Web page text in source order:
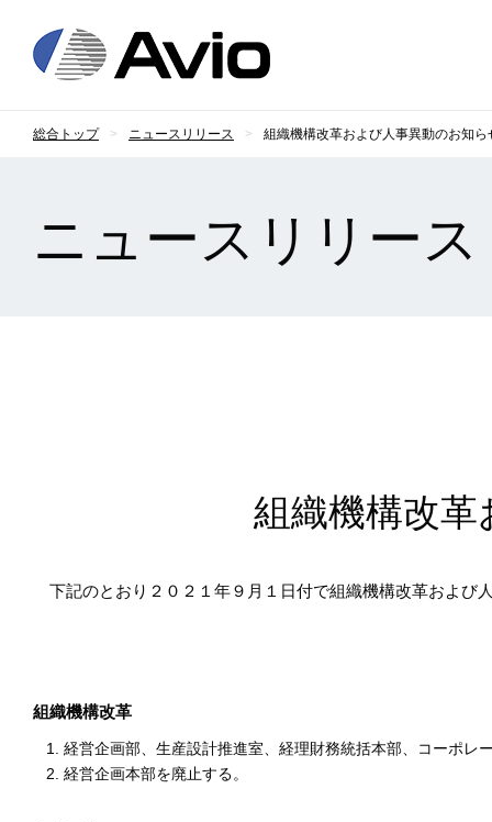
総合トップ ニュースリリース 組織機構改革および人事異動のお知ら
ニュースリリース
組織機構改
下記のとおり２０２１年９月１日付で組織機構改革および
組織機構改革
経営企画部、生産設計推進室、経理財務統括本部、コーポレ
経営企画本部を廃止する。